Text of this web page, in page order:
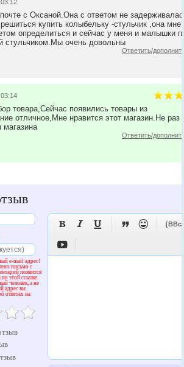
с Оксаной.Она с ответом не
купить колыбельку -стульчик ,она мне
определиться и сейчас у меня и малышки
стульчиком.Мы очень довольны
Ответить/
товара,Сейчас появились товары из
отличное,Мне нравится этот магазин.Не раз
магазина
Ответить/
e-mail адрес!
письмо с
появится
этой ссылке.
человек, а не
адрес вы
ответах на
   

